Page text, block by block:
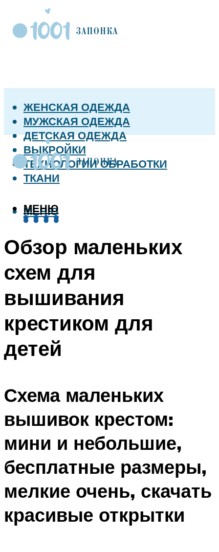
ЖЕНСКАЯ ОДЕЖДА
МУЖСКАЯ ОДЕЖДА
ДЕТСКАЯ ОДЕЖДА
ВЫКРОЙКИ
ТЕХНОЛОГИИ ОБРАБОТКИ
ТКАНИ
МЕНЮ
МЕНЮ
Обзор маленьких
схем для
вышивания
крестиком для
детей
Схема маленьких
вышивок крестом:
мини и небольшие,
бесплатные размеры,
мелкие очень, скачать
красивые открытки